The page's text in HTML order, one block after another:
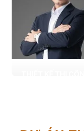
Xem chi tiết
lựa chọn từ các gia đình